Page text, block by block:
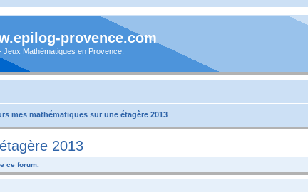
provence.com
Jeux Mathématiques en Provence.
mes mathématiques sur une étagère 2013
2013
ce forum.